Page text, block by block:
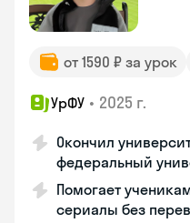
от 1590 ₽ за урок
УрФУ • 2025 г.
Окончил
федеральный
Помогает
сериалы без